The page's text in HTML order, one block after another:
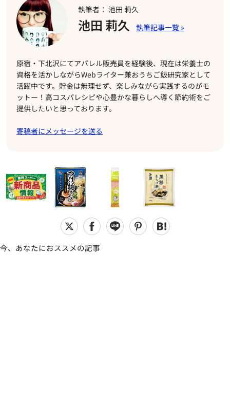
執筆者： 池田 莉久
池田 莉久
原宿・下北沢にてアパレル販売員を経験後、現在は栄養士の
資格を活かしながらWebライター兼おうちご飯研究家として
活躍中です。貯金は無理せず、楽しみながら実践するのがモ
ットー！高コスパレシピや心豊かな暮らしへ導く節約術をご
提供したいと思っております。
寄稿者にメッセージを送る
今、あなたにおススメの記事